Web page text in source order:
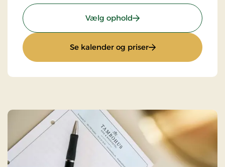
Vælg ophold: Kroophold 6 retters
Se kalender og priser: Kroophold 6